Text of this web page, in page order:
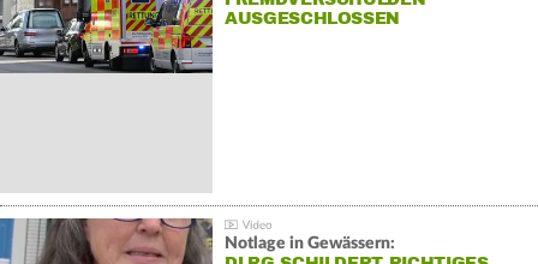
AUSGESCHLOSSEN
Notlage in Gewässern: